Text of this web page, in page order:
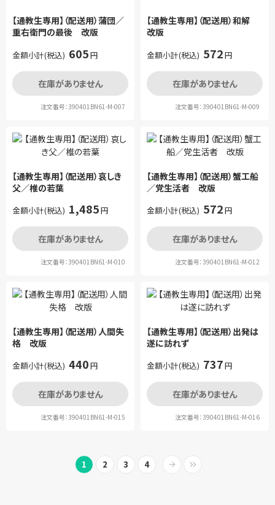
【通教生専用】（配送用）蒲団／
重右衛門の最後 改版
金額小計(税込) 605円
在庫がありません
注文番号：390401BN61-M-007
【通教生専用】（配送用）和解
改版
金額小計(税込) 572円
在庫がありません
注文番号：390401BN61-M-009
【通教生専用】（配送用）哀しき
父／椎の若葉
金額小計(税込) 1,485円
在庫がありません
注文番号：390401BN61-M-010
【通教生専用】（配送用）蟹工船
／党生活者 改版
金額小計(税込) 572円
在庫がありません
注文番号：390401BN61-M-012
【通教生専用】（配送用）人間失
格 改版
金額小計(税込) 440円
在庫がありません
注文番号：390401BN61-M-015
【通教生専用】（配送用）出発は
遂に訪れず
金額小計(税込) 737円
在庫がありません
注文番号：390401BN61-M-016
1 2 3 4